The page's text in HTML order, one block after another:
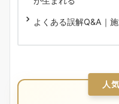
よくある誤解Q&A｜
人